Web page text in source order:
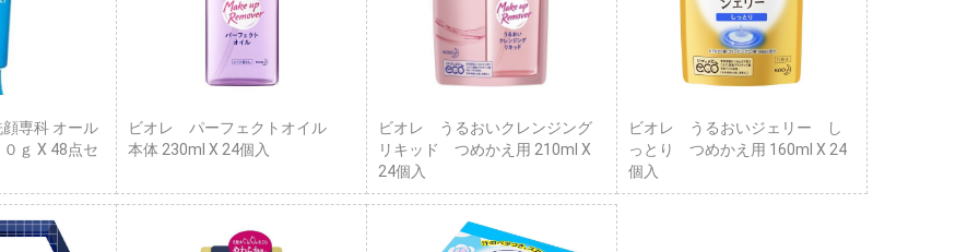
専科 オール
ｇ X 48点セ
ビオレ パーフェクトオイル
本体 230ml X 24個入
ビオレ うるおいクレンジング
リキッド つめかえ用 210ml X
24個入
ビオレ うるおいジェリー し
っとり つめかえ用 160ml X 24
個入